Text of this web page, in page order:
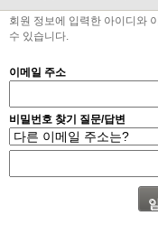
회원 정보에 입력한 아이디와
수 있습니다.
이메일 주소
비밀번호 찾기 질문/답변